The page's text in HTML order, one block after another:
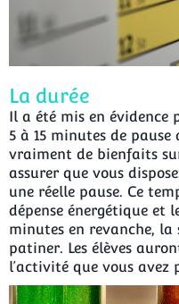
La durée
Il a été mis en évidence
5 à 15 minutes de
vraiment de bienfaits
assurer que vous
une réelle pause. Ce
dépense énergétique et
minutes en revanche, la
patiner. Les élèves
l’activité que vous avez